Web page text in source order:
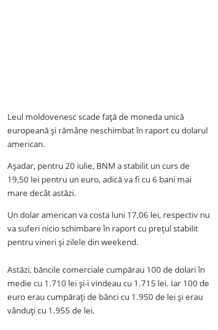
Leul moldovenesc scade față de moneda unică
europeană și rămâne neschimbat în raport cu dolarul
american.
Așadar, pentru 20 iulie, BNM a stabilit un curs de
19,50 lei pentru un euro, adică va fi cu 6 bani mai
mare decât astăzi.
Un dolar american va costa luni 17,06 lei, respectiv nu
va suferi nicio schimbare în raport cu prețul stabilit
pentru vineri și zilele din weekend.
Astăzi, băncile comerciale cumpărau 100 de dolari în
medie cu 1.710 lei și-i vindeau cu 1.715 lei. Iar 100 de
euro erau cumpărați de bănci cu 1.950 de lei și erau
vânduți cu 1.955 de lei.